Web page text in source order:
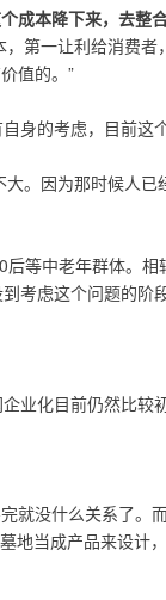
本降下来，去整
一让利给消费
值的。”
的考虑，目前这
。因为那时候人
等中老年群体。
考虑这个问题的阶段
化目前仍然比较
没什么关系了
当成产品来设计